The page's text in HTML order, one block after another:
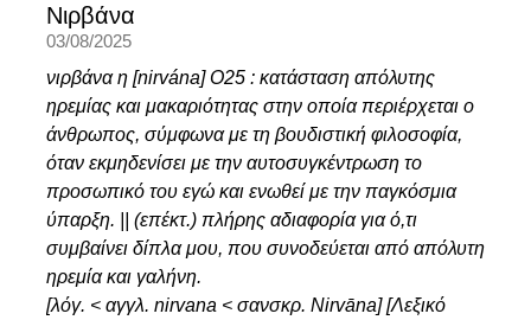
Νιρβάνα
03/08/2025
νιρβάνα η [nirvána] Ο25 : κατάσταση απόλυτης
ηρεμίας και μακαριότητας στην οποία περιέρχεται ο
άνθρωπος, σύμφωνα με τη βουδιστική φιλοσοφία,
όταν εκμηδενίσει με την αυτοσυγκέντρωση το
προσωπικό του εγώ και ενωθεί με την παγκόσμια
ύπαρξη. || (επέκτ.) πλήρης αδιαφορία για ό,τι
συμβαίνει δίπλα μου, που συνοδεύεται από απόλυτη
ηρεμία και γαλήνη.
[λόγ. < αγγλ. nirvana < σανσκρ. Nirvāna] [Λεξικό